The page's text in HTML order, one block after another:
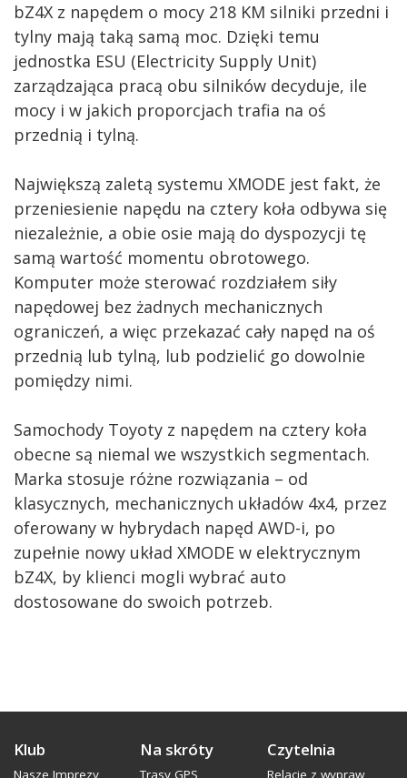
bZ4X z napędem o mocy 218 KM silniki przedni i
tylny mają taką samą moc. Dzięki temu
jednostka ESU (Electricity Supply Unit)
zarządzająca pracą obu silników decyduje, ile
mocy i w jakich proporcjach trafia na oś
przednią i tylną.
Największą zaletą systemu XMODE jest fakt, że
przeniesienie napędu na cztery koła odbywa się
niezależnie, a obie osie mają do dyspozycji tę
samą wartość momentu obrotowego.
Komputer może sterować rozdziałem siły
napędowej bez żadnych mechanicznych
ograniczeń, a więc przekazać cały napęd na oś
przednią lub tylną, lub podzielić go dowolnie
pomiędzy nimi.
Samochody Toyoty z napędem na cztery koła
obecne są niemal we wszystkich segmentach.
Marka stosuje różne rozwiązania – od
klasycznych, mechanicznych układów 4x4, przez
oferowany w hybrydach napęd AWD-i, po
zupełnie nowy układ XMODE w elektrycznym
bZ4X, by klienci mogli wybrać auto
dostosowane do swoich potrzeb.
Klub Na skróty Czytelnia